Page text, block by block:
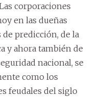
corporaciones
en las dueñas
predicción, de la
y ahora también de
nacional, se
como los
feudales del siglo